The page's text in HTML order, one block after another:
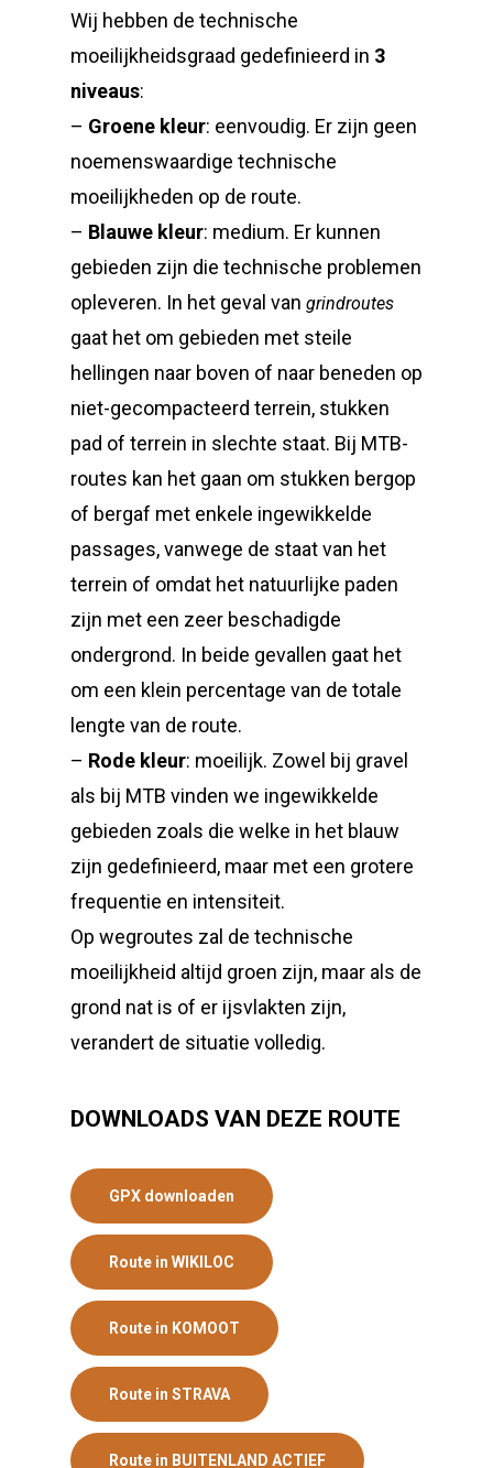
Wij hebben de technische
moeilijkheidsgraad gedefinieerd in 3
niveaus:
– Groene kleur: eenvoudig. Er zijn geen
noemenswaardige technische
moeilijkheden op de route.
– Blauwe kleur: medium. Er kunnen
gebieden zijn die technische problemen
opleveren. In het geval van grindroutes
gaat het om gebieden met steile
hellingen naar boven of naar beneden op
niet-gecompacteerd terrein, stukken
pad of terrein in slechte staat. Bij MTB-
routes kan het gaan om stukken bergop
of bergaf met enkele ingewikkelde
passages, vanwege de staat van het
terrein of omdat het natuurlijke paden
zijn met een zeer beschadigde
ondergrond. In beide gevallen gaat het
om een klein percentage van de totale
lengte van de route.
– Rode kleur: moeilijk. Zowel bij gravel
als bij MTB vinden we ingewikkelde
gebieden zoals die welke in het blauw
zijn gedefinieerd, maar met een grotere
frequentie en intensiteit.
Op wegroutes zal de technische
moeilijkheid altijd groen zijn, maar als de
grond nat is of er ijsvlakten zijn,
verandert de situatie volledig.
DOWNLOADS VAN DEZE ROUTE
GPX downloaden
Route in WIKILOC
Route in KOMOOT
Route in STRAVA
Route in BUITENLAND ACTIEF